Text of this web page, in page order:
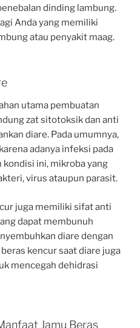
dinding lambung.
Anda yang memiliki
atau penyakit maag.
utama pembuatan
zat sitotoksik dan anti
diare. Pada umumnya,
adanya infeksi pada
kondisi ini, mikroba yang
virus ataupun parasit.
juga memiliki sifat anti
dapat membunuh
diare dengan
kencur saat diare juga
mencegah dehidrasi
Jamu Beras